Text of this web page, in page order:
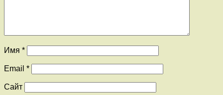
Имя *
Email *
Сайт